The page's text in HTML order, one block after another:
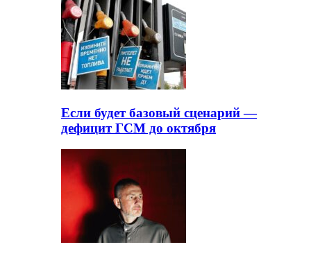
Если будет базовый сценарий —
дефицит ГСМ до октября